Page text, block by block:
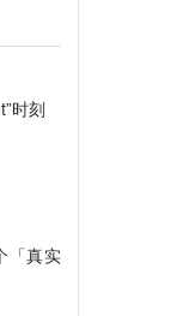
时刻
「真实